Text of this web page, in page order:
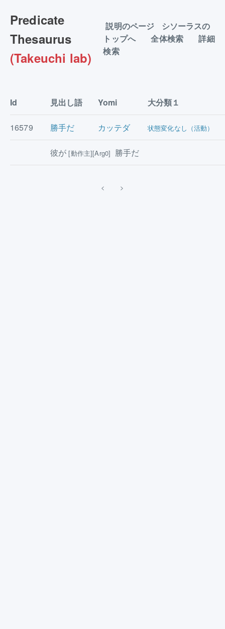
Predicate
Thesaurus
(Takeuchi lab)
説明のページ
シソーラスの
トップへ
全体検索
詳細
検索
Id 見出し語 Yomi 大分類１
16579 勝手だ カッテダ 状態変化なし（活動）
彼が[動作主][Arg0] 勝手だ
< >